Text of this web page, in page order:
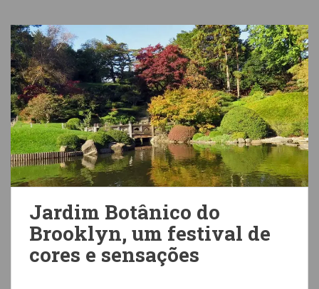
Jardim Botânico do
Brooklyn, um festival de
cores e sensações